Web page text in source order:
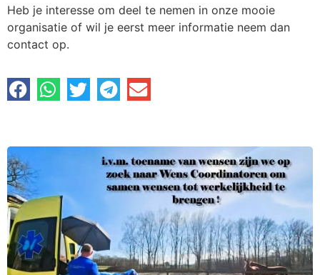
Heb je interesse om deel te nemen in onze mooie
organisatie of wil je eerst meer informatie neem dan
contact op.